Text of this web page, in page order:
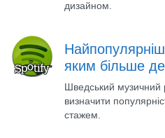
дизайном.
яким більше
Шведський музичний
визначити
стажем.